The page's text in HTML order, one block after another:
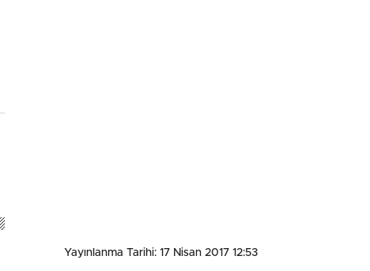
Yayınlanma Tarihi: 17 Nisan 2017 12:53